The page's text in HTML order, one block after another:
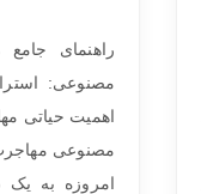
راهنمای
مصنوعی:
اهمیت حیاتی
مصنوعی
امروزه به یک